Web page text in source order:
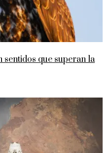
sentidos que superan la